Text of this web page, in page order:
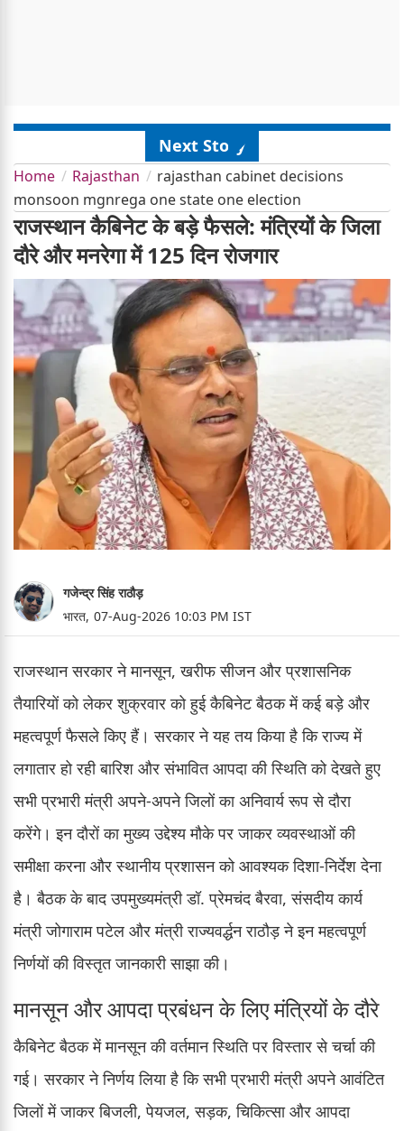
Next Story
Home Rajasthan
rajasthan cabinet decisions
monsoon mgnrega one state one election
राजस्थान कैबिनेट के बड़े फैसले: मंत्रियों के जिला
दौरे और मनरेगा में 125 दिन रोजगार
गजेन्द्र सिंह राठौड़
भारत, 07-Aug-2026 10:03 PM IST
राजस्थान सरकार ने मानसून, खरीफ सीजन और प्रशासनिक
तैयारियों को लेकर शुक्रवार को हुई कैबिनेट बैठक में कई बड़े और
महत्वपूर्ण फैसले किए हैं। सरकार ने यह तय किया है कि राज्य में
लगातार हो रही बारिश और संभावित आपदा की स्थिति को देखते हुए
सभी प्रभारी मंत्री अपने-अपने जिलों का अनिवार्य रूप से दौरा
करेंगे। इन दौरों का मुख्य उद्देश्य मौके पर जाकर व्यवस्थाओं की
समीक्षा करना और स्थानीय प्रशासन को आवश्यक दिशा-निर्देश देना
है। बैठक के बाद उपमुख्यमंत्री डॉ. प्रेमचंद बैरवा, संसदीय कार्य
मंत्री जोगाराम पटेल और मंत्री राज्यवर्द्धन राठौड़ ने इन महत्वपूर्ण
निर्णयों की विस्तृत जानकारी साझा की।
मानसून और आपदा प्रबंधन के लिए मंत्रियों के दौरे
कैबिनेट बैठक में मानसून की वर्तमान स्थिति पर विस्तार से चर्चा की
गई। सरकार ने निर्णय लिया है कि सभी प्रभारी मंत्री अपने आवंटित
जिलों में जाकर बिजली, पेयजल, सड़क, चिकित्सा और आपदा